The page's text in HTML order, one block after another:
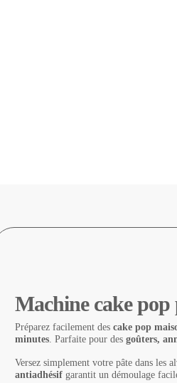
Machine cake pop
Préparez facilement des cake pop
minutes . Parfaite pour des goûters,
Versez simplement votre pâte dans les
antiadhésif garantit un démoulage